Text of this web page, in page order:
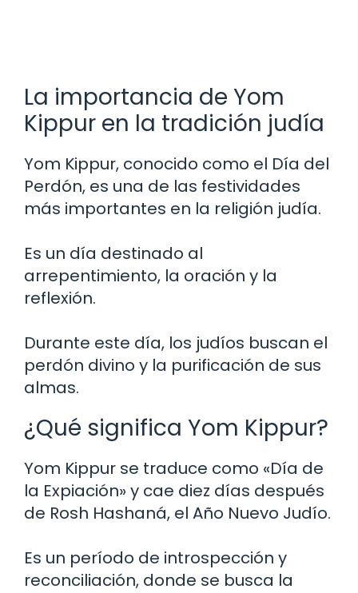
La importancia de Yom
Kippur en la tradición judía
Yom Kippur, conocido como el Día del
Perdón, es una de las festividades
más importantes en la religión judía.
Es un día destinado al
arrepentimiento, la oración y la
reflexión.
Durante este día, los judíos buscan el
perdón divino y la purificación de sus
almas.
¿Qué significa Yom Kippur?
Yom Kippur se traduce como «Día de
la Expiación» y cae diez días después
de Rosh Hashaná, el Año Nuevo Judío.
Es un período de introspección y
reconciliación, donde se busca la